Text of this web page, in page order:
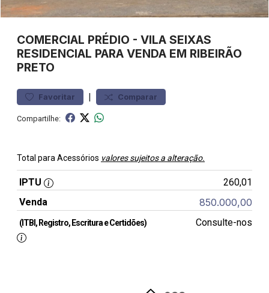
COMERCIAL PRÉDIO - VILA SEIXAS
RESIDENCIAL PARA VENDA EM RIBEIRÃO
PRETO
Favoritar | Comparar
Compartilhe:
Total para Acessórios valores sujeitos a alteração.
IPTU
260,01
Venda
850.000,00
(ITBI, Registro, Escritura e Certidões) Consulte-nos